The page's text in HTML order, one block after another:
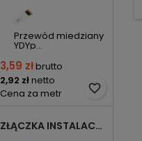
Przewód miedziany
YDYp...
3,59 złbrutto
2,92 złnetto
Cena za metr
favorite_border
ZŁĄCZKA INSTALACYJNA 3X COMPACT POMARAŃCZOWA 2273-203 WAGO